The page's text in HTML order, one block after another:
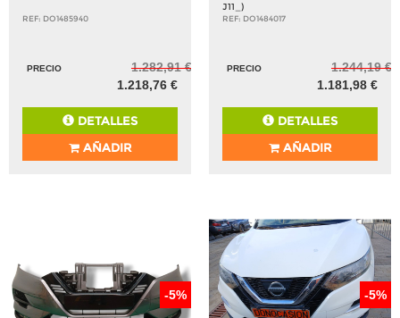
REF: DO1485940
PRECIO
1.282,91 €
1.218,76 €
DETALLES
AÑADIR
J11_)
REF: DO1484017
PRECIO
1.244,19 €
1.181,98 €
DETALLES
AÑADIR
-5% -5%